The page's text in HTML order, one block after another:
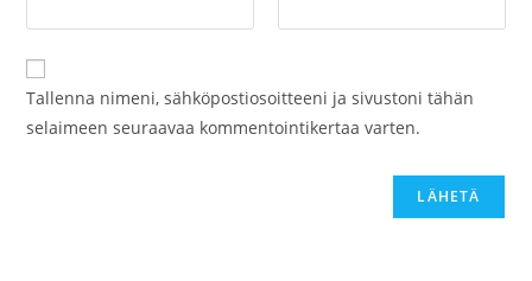
Tallenna nimeni, sähköpostiosoitteeni ja sivustoni tähän
selaimeen seuraavaa kommentointikertaa varten.